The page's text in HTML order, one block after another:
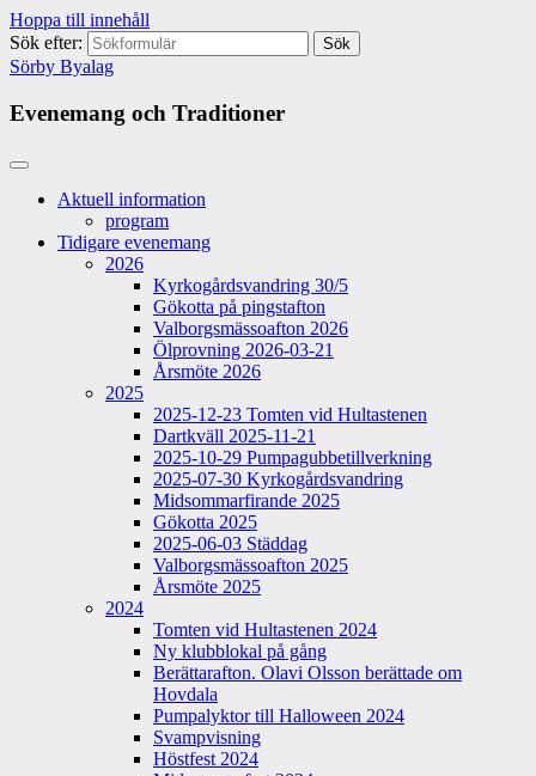
Hoppa till innehåll
Sök efter:
Sörby Byalag
Evenemang och Traditioner
Aktuell information
program
Tidigare evenemang
2026
Kyrkogårdsvandring 30/5
Gökotta på pingstafton
Valborgsmässoafton 2026
Ölprovning 2026-03-21
Årsmöte 2026
2025
2025-12-23 Tomten vid Hultastenen
Dartkväll 2025-11-21
2025-10-29 Pumpagubbetillverkning
2025-07-30 Kyrkogårdsvandring
Midsommarfirande 2025
Gökotta 2025
2025-06-03 Städdag
Valborgsmässoafton 2025
Årsmöte 2025
2024
Tomten vid Hultastenen 2024
Ny klubblokal på gång
Berättarafton. Olavi Olsson berättade om
Hovdala
Pumpalyktor till Halloween 2024
Svampvisning
Höstfest 2024